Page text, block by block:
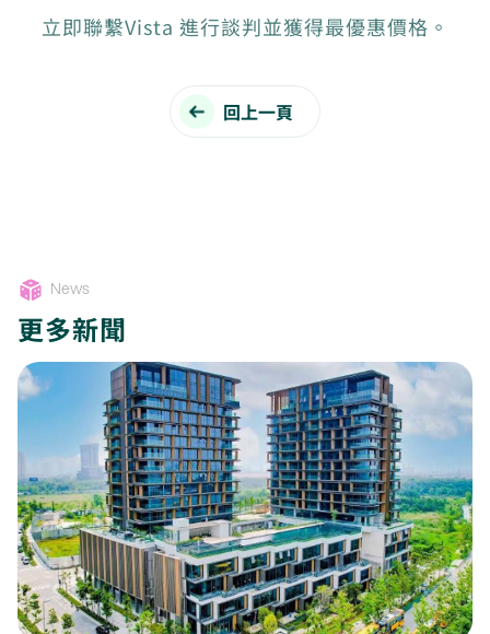
立即聯繫Vista 進行談判並獲得最優惠價格。
回上一頁
News
更多新聞